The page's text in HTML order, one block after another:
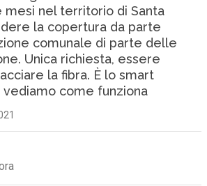
mesi nel territorio di Santa
la copertura da parte
comunale di parte delle
Unica richiesta, essere
la fibra. È lo smart
come funziona